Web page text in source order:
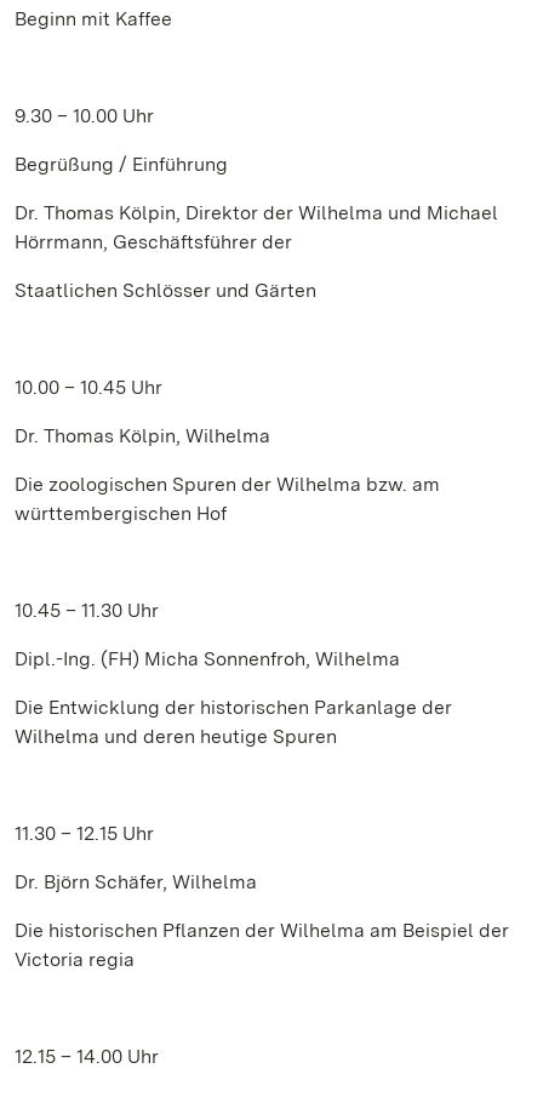
Beginn mit Kaffee
9.30 – 10.00 Uhr
Begrüßung / Einführung
Dr. Thomas Kölpin, Direktor der Wilhelma und Michael
Hörrmann, Geschäftsführer der
Staatlichen Schlösser und Gärten
10.00 – 10.45 Uhr
Dr. Thomas Kölpin, Wilhelma
Die zoologischen Spuren der Wilhelma bzw. am
württembergischen Hof
10.45 – 11.30 Uhr
Dipl.-Ing. (FH) Micha Sonnenfroh, Wilhelma
Die Entwicklung der historischen Parkanlage der
Wilhelma und deren heutige Spuren
11.30 – 12.15 Uhr
Dr. Björn Schäfer, Wilhelma
Die historischen Pflanzen der Wilhelma am Beispiel der
Victoria regia
12.15 – 14.00 Uhr